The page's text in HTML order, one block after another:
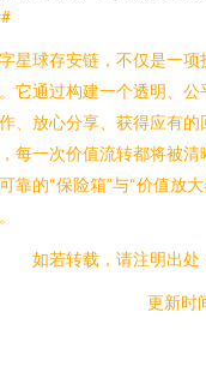
星球存安链，不仅是一
它通过构建一个透明、
、放心分享、获得应有
每一次价值流转都将被
靠的“保险箱”与“价值放
如若转载，请注明出
更新时